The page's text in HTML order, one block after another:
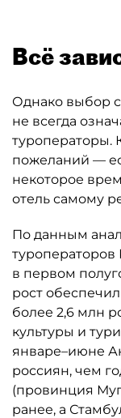
Всё
Однако выбор
не всегда
туроператоры.
пожеланий —
некоторое
отель самому
По данным
туроператоров
в первом
рост
более 2,6 млн
культуры и
январе–июне
россиян, чем
(провинция
ранее, а